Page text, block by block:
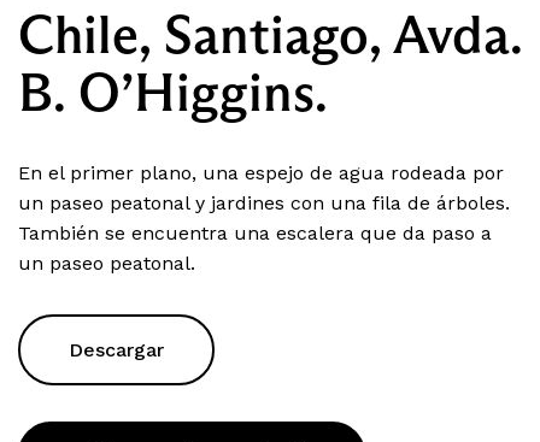
Chile, Santiago, Avda.
B. O’Higgins.
En el primer plano, una espejo de agua rodeada por
un paseo peatonal y jardines con una fila de árboles.
También se encuentra una escalera que da paso a
un paseo peatonal.
Descargar